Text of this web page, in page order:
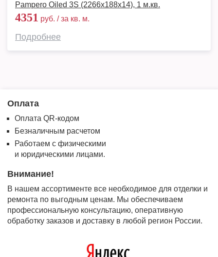
Pampero Oiled 3S (2266х188х14), 1 м.кв.
4351 руб. / за кв. м.
Подробнее
Оплата
Оплата QR-кодом
Безналичным расчетом
Работаем с физическими
и юридическими лицами.
Внимание!
В нашем ассортименте все необходимое для отделки и
ремонта по выгодным ценам. Мы обеспечиваем
профессиональную консультацию, оперативную
обработку заказов и доставку в любой регион России.